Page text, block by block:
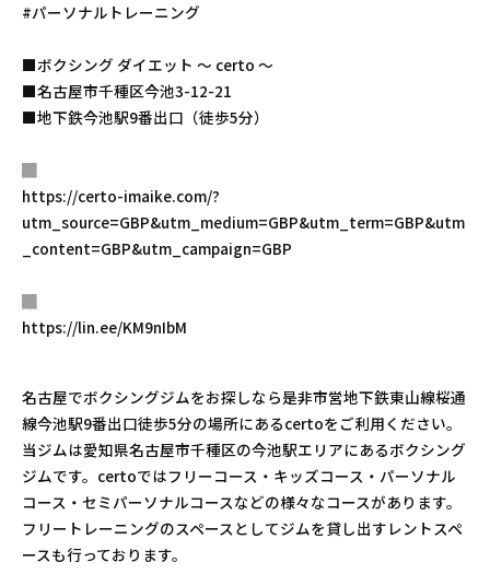
#パーソナルトレーニング
■ボクシング ダイエット 〜 certo 〜
■名古屋市千種区今池3-12-21
■地下鉄今池駅9番出口（徒歩5分）
▓
https://certo-imaike.com/?
utm_source=GBP&utm_medium=GBP&utm_term=GBP&utm
_content=GBP&utm_campaign=GBP
▓
https://lin.ee/KM9nIbM
名古屋でボクシングジムをお探しなら是非市営地下鉄東山線桜通
線今池駅9番出口徒歩5分の場所にあるcertoをご利用ください。
当ジムは愛知県名古屋市千種区の今池駅エリアにあるボクシング
ジムです。certoではフリーコース・キッズコース・パーソナル
コース・セミパーソナルコースなどの様々なコースがあります。
フリートレーニングのスペースとしてジムを貸し出すレントスペ
ースも行っております。